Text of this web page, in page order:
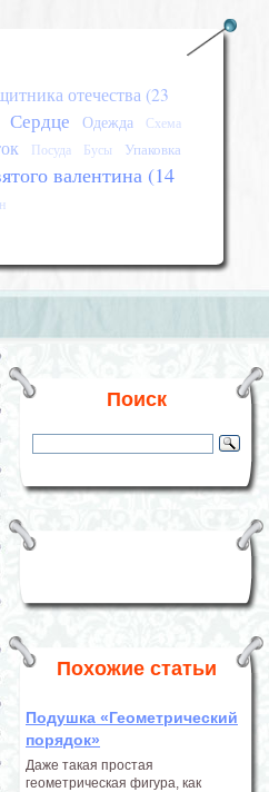
отечества (23
Сердце Одежда
Схема
Посуда Бусы
Упаковка
валентина (14
Поиск
Похожие статьи
Подушка «Геометрический
порядок»
Даже такая простая
геометрическая фигура, как